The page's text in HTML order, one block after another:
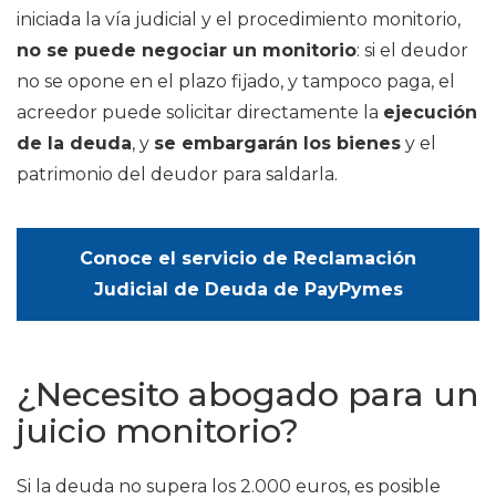
iniciada la vía judicial y el procedimiento monitorio,
no se puede negociar un monitorio: si el deudor
no se opone en el plazo fijado, y tampoco paga, el
acreedor puede solicitar directamente la ejecución
de la deuda, y se embargarán los bienes y el
patrimonio del deudor para saldarla.
Conoce el servicio de Reclamación
Judicial de Deuda de PayPymes
¿Necesito abogado para un
juicio monitorio?
Si la deuda no supera los 2.000 euros, es posible